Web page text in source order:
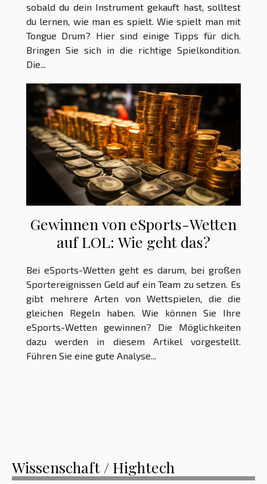
sobald du dein Instrument gekauft hast, solltest
du lernen, wie man es spielt. Wie spielt man mit
Tongue Drum? Hier sind einige Tipps für dich.
Bringen Sie sich in die richtige Spielkondition.
Die...
Gewinnen von eSports-Wetten
auf LOL: Wie geht das?
Bei eSports-Wetten geht es darum, bei großen
Sportereignissen Geld auf ein Team zu setzen. Es
gibt mehrere Arten von Wettspielen, die die
gleichen Regeln haben. Wie können Sie Ihre
eSports-Wetten gewinnen? Die Möglichkeiten
dazu werden in diesem Artikel vorgestellt.
Führen Sie eine gute Analyse...
Wissenschaft / Hightech